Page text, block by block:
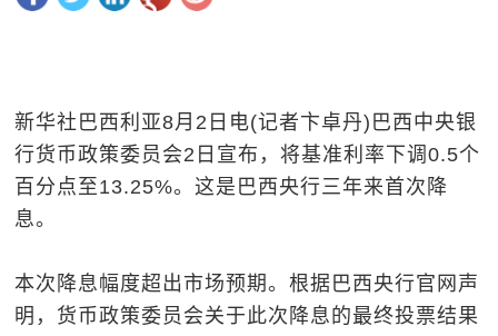
新华社巴西利亚8月2日电(记者卞卓丹)巴西中央银
行货币政策委员会2日宣布，将基准利率下调0.5个
百分点至13.25%。这是巴西央行三年来首次降
息。
本次降息幅度超出市场预期。根据巴西央行官网声
明，货币政策委员会关于此次降息的最终投票结果